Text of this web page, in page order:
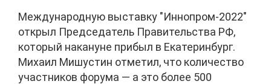
Международную выставку "Иннопром-2022"
открыл Председатель Правительства РФ,
который накануне прибыл в Екатеринбург.
Михаил Мишустин отметил, что количество
участников форума — а это более 500